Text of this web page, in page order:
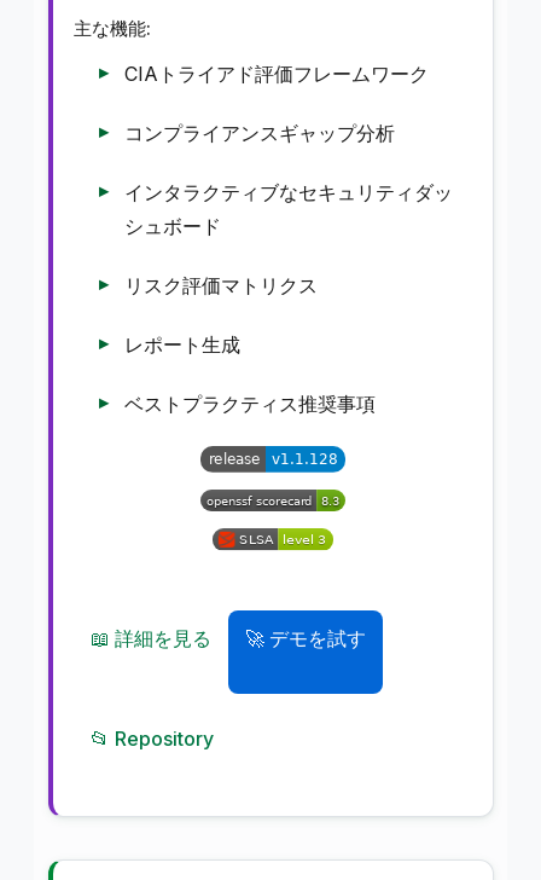
主な機能:
CIAトライアド評価フレームワーク
コンプライアンスギャップ分析
インタラクティブなセキュリティダッ
シュボード
リスク評価マトリクス
レポート生成
ベストプラクティス推奨事項
📖 詳細を見る 🚀 デモを試す
📂 Repository